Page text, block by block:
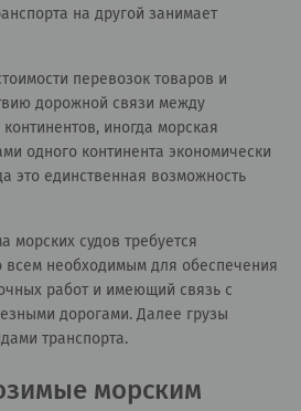
на другой занимает
перевозок товаров и
дорожной связи между
иногда морская
одного континента экономически
это единственная возможность
морских судов требуется
всем необходимым для обеспечения
работ и имеющий связь с
дорогами. Далее грузы
транспорта.
морским